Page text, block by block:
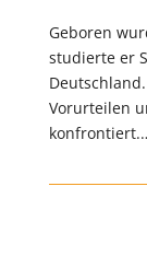
Geboren
studierte er
Vorurteilen